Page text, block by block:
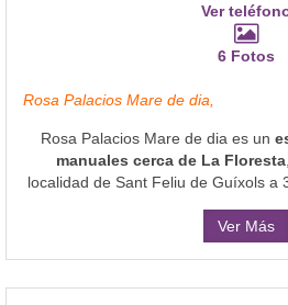
Ver
6 Fotos
Rosa Palacios Mare de dia,
Rosa Palacios Mare de dia es un
manuales cerca de La Floresta
localidad de Sant Feliu de Guíxols a
Ver Más